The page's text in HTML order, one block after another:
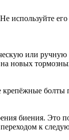
используйте
или ручную
новых
крепёжные
биения. Это
к